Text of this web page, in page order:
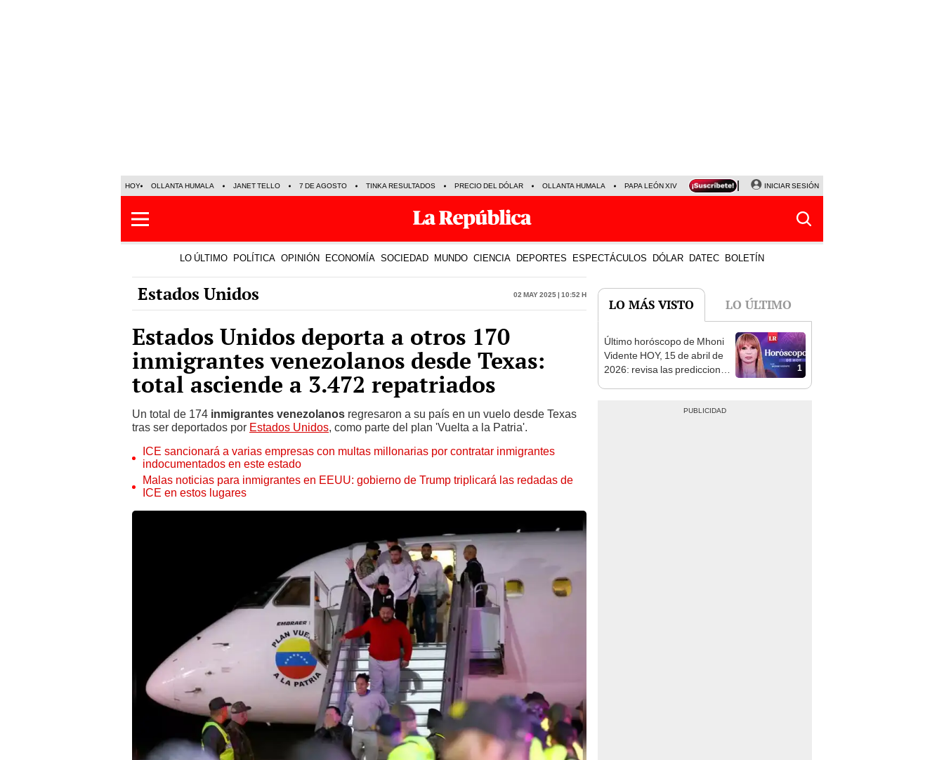
HOY OLLANTA HUMALA JANET TELLO 7 DE AGOSTO TINKA RESULTADOS PRECIO DEL DÓLAR OLLANTA HUMALA PAPA LEÓN XIV NALDY SALDAÑA LA BELLA LUZ
INICIAR SESIÓN
LO ÚLTIMO POLÍTICA OPINIÓN ECONOMÍA SOCIEDAD MUNDO CIENCIA DEPORTES ESPECTÁCULOS DÓLAR DATEC BOLETÍN
Estados Unidos 02 May 2025 | 10:52 h
Estados Unidos deporta a otros 170
inmigrantes venezolanos desde Texas:
total asciende a 3.472 repatriados
Un total de 174 inmigrantes venezolanos regresaron a su país en un vuelo desde Texas
tras ser deportados por Estados Unidos, como parte del plan 'Vuelta a la Patria'.
ICE sancionará a varias empresas con multas millonarias por contratar inmigrantes
indocumentados en este estado
Malas noticias para inmigrantes en EEUU: gobierno de Trump triplicará las redadas de
ICE en estos lugares
LO MÁS VISTO LO ÚLTIMO
1
Último horóscopo de Mhoni
Vidente HOY, 15 de abril de
2026: revisa las predicciones